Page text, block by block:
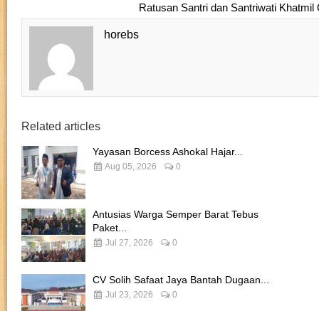
Ratusan Santri dan Santriwati Khatmil
horebs
Related articles
Yayasan Borcess Ashokal Hajar...
Aug 05, 2026 0
Antusias Warga Semper Barat Tebus
Paket...
Jul 27, 2026 0
CV Solih Safaat Jaya Bantah Dugaan...
Jul 23, 2026 0